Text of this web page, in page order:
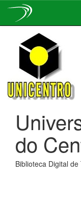
navigation
do
Biblioteca Digital